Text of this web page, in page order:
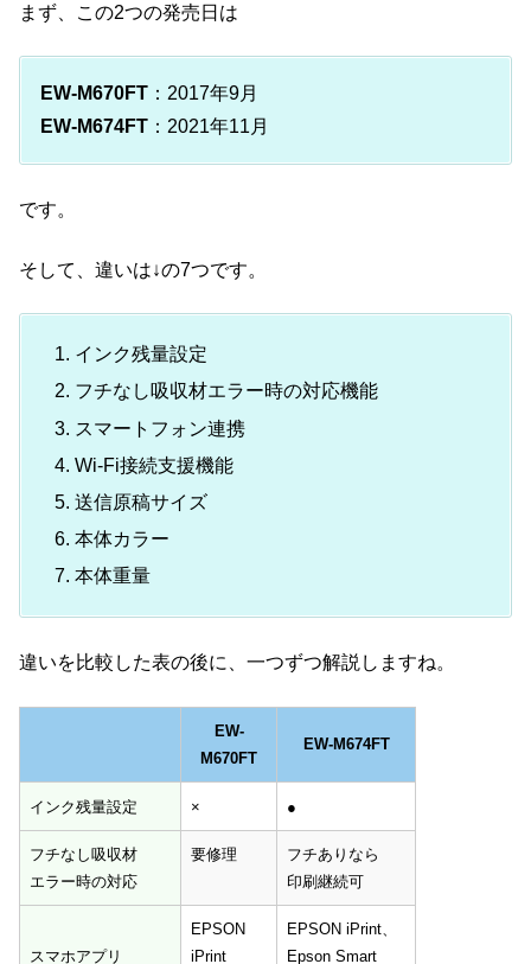
まず、この2つの発売日は
EW-M670FT ：2017年9月
EW-M674FT ：2021年11月
です。
そして、違いは↓の7つです。
インク残量設定
フチなし吸収材エラー時の対応機能
スマートフォン連携
Wi-Fi接続支援機能
送信原稿サイズ
本体カラー
本体重量
違いを比較した表の後に、一つずつ解説しますね。
EW-
M670FT
EW-M674FT
インク残量設定 × ●
フチなし吸収材
エラー時の対応
要修理
フチありなら
印刷継続可
スマホアプリ
EPSON
iPrint
EPSON iPrint、
Epson Smart